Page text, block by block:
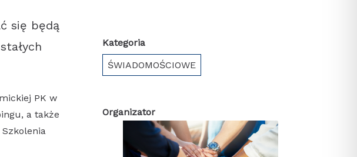
się będą
PK w
a także
Kategoria
ŚWIADOMOŚCIOWE
Organizator